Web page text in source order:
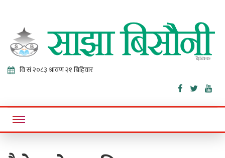
Sajha
Bisaunee
Online News Portal